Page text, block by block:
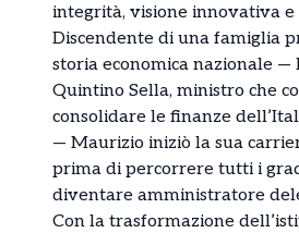
integrità, visione innovativa e
Discendente di una famiglia
storia economica nazionale —
Quintino Sella, ministro che
consolidare le finanze
— Maurizio iniziò la sua
prima di percorrere tutti i
diventare amministratore
Con la trasformazione